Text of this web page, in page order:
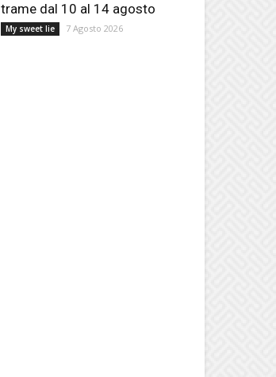
trame dal 10 al 14 agosto
My sweet lie 7 Agosto 2026